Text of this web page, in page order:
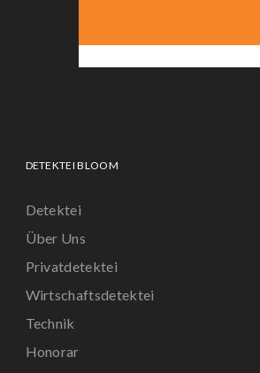
DETEKTEI BLOOM
Detektei
Über Uns
Privatdetektei
Wirtschaftsdetektei
Technik
Honorar